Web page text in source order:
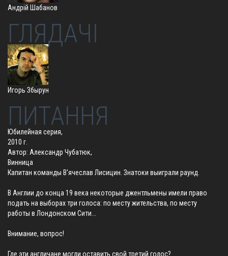
Андрій Шабанов
ГЛЯДАЧІ
Игорь Збырун
ПИТАННЯ
Юбилейная серия,
2010 г.
Автор: Александр Чубатюк,
Винница
Капитан команды В'ячеслав Лисицин. Знатоки выиграли раунд.
В Англии до конца 19 века некоторые джентльмены имели право
подать на выборах три голоса: по месту жительства, по месту
работы в Лондонском Сити...
Внимание, вопрос!
Где эти англичане могли оставить свой третий голос?